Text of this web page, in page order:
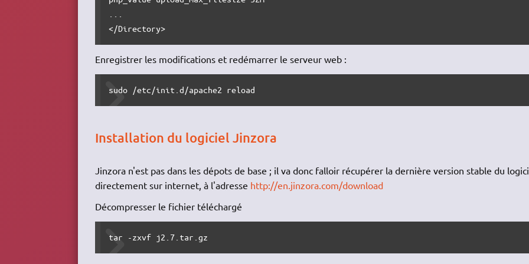
</Directory>
Enregistrer les modifications et redémarrer le serveur web :
sudo /etc/init.d/apache2 reload
Installation du logiciel Jinzora
Jinzora n'est pas dans les dépots de base ; il va donc falloir récupérer la dernière version stable du
directement sur internet, à l'adresse http://en.jinzora.com/download
Décompresser le fichier téléchargé
tar -zxvf j2.7.tar.gz